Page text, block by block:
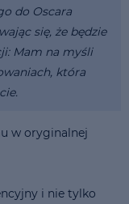
do Oscara
się, że będzie
Mam na myśli
która
w oryginalnej
i nie tylko